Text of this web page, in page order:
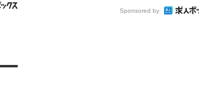
Sponsored by